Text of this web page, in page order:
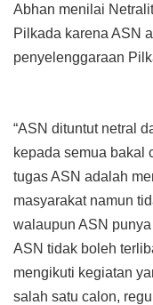
Abhan menilai
Pilkada karena ASN
penyelenggaraan
“ASN dituntut netral
kepada semua bakal
tugas ASN adalah
masyarakat namun
walaupun ASN
ASN tidak boleh
mengikuti kegiatan
salah satu calon,